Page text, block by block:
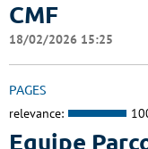
CMF
18/02/2026 15:25
PAGES
relevance:
Equipe